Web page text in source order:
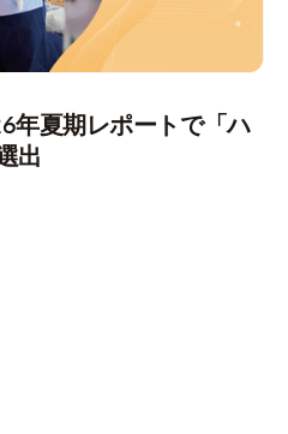
年夏期レポートで「ハ
出